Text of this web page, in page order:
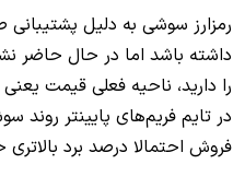
رمزارز سوشی به دلیل
داشته باشد اما در حال حاضر
در تایم فریم‌های پایینتر روند
فروش احتمالا درصد برد